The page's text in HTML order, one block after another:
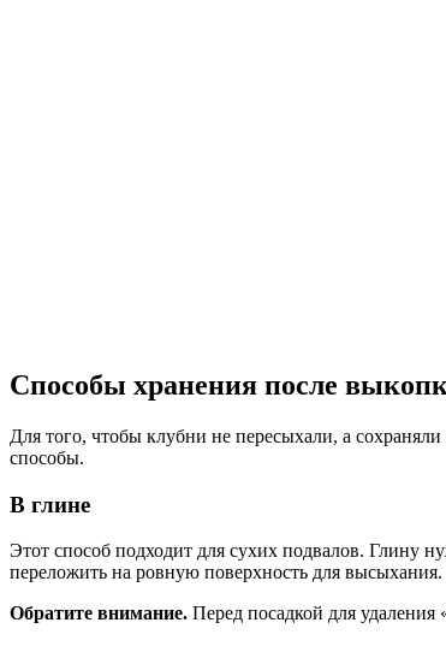
Способы хранения после
Для того, чтобы клубни не пересыхали, а
способы.
В глине
Этот способ подходит для сухих подвалов. Глину
переложить на ровную поверхность для
Обратите внимание. Перед посадкой для удаления